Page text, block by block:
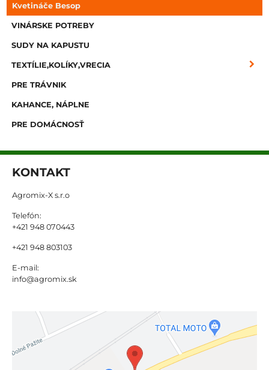
Kvetináče Besop
VINÁRSKE POTREBY
SUDY NA KAPUSTU
TEXTÍLIE,KOLÍKY,VRECIA
PRE TRÁVNIK
KAHANCE, NÁPLNE
PRE DOMÁCNOSŤ
KONTAKT
Agromix-X s.r.o
Telefón:
+421 948 070443
+421 948 803103
E-mail:
info@agromix.sk